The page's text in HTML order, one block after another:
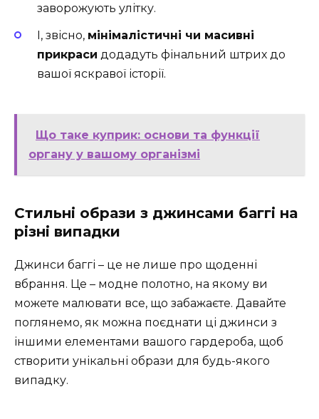
заворожують улітку.
І, звісно, мінімалістичні чи масивні
прикраси додадуть фінальний штрих до
вашої яскравої історії.
Що таке куприк: основи та функції
органу у вашому організмі
Стильні образи з джинсами баггі на
різні випадки
Джинси баггі – це не лише про щоденні
вбрання. Це – модне полотно, на якому ви
можете малювати все, що забажаєте. Давайте
поглянемо, як можна поєднати ці джинси з
іншими елементами вашого гардероба, щоб
створити унікальні образи для будь-якого
випадку.